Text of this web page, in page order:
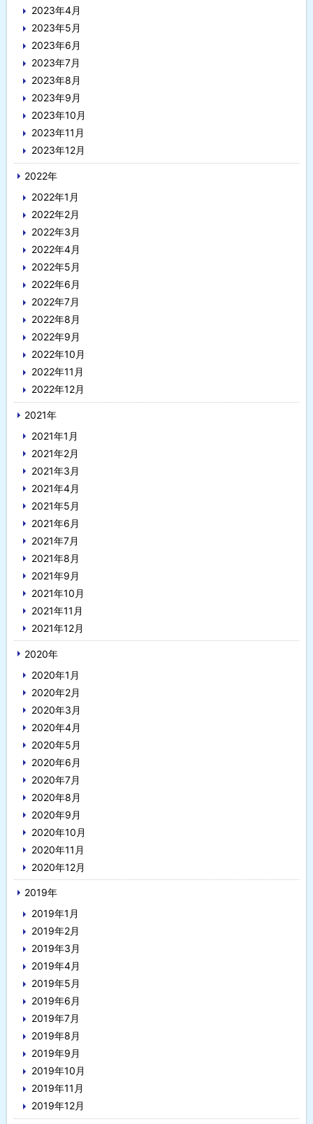
2023年4月
2023年5月
2023年6月
2023年7月
2023年8月
2023年9月
2023年10月
2023年11月
2023年12月
2022年
2022年1月
2022年2月
2022年3月
2022年4月
2022年5月
2022年6月
2022年7月
2022年8月
2022年9月
2022年10月
2022年11月
2022年12月
2021年
2021年1月
2021年2月
2021年3月
2021年4月
2021年5月
2021年6月
2021年7月
2021年8月
2021年9月
2021年10月
2021年11月
2021年12月
2020年
2020年1月
2020年2月
2020年3月
2020年4月
2020年5月
2020年6月
2020年7月
2020年8月
2020年9月
2020年10月
2020年11月
2020年12月
2019年
2019年1月
2019年2月
2019年3月
2019年4月
2019年5月
2019年6月
2019年7月
2019年8月
2019年9月
2019年10月
2019年11月
2019年12月